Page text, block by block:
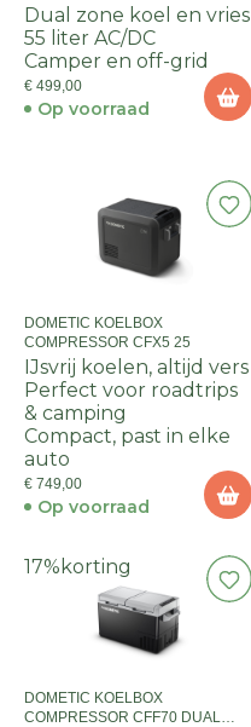
DUAL ZONE
Dual zone koel en vries
55 liter AC/DC
Camper en off-grid
€ 499,00
Op voorraad
DOMETIC KOELBOX
COMPRESSOR CFX5 25
IJsvrij koelen, altijd vers
Perfect voor roadtrips
& camping
Compact, past in elke
auto
€ 749,00
Op voorraad
17% korting
DOMETIC KOELBOX
COMPRESSOR CFF70 DUAL